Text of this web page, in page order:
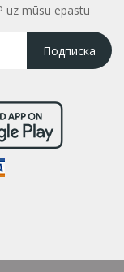
uz mūsu epastu
Подписка